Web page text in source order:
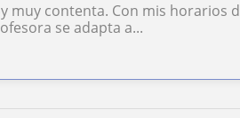
muy contenta. Con mis horarios
se adapta a...